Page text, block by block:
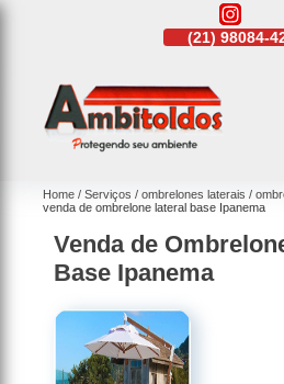
(21)98084-4254
Home Serviços ombrelones laterais
venda de ombrelone lateral base Ipanema
Venda de
Base Ipanema